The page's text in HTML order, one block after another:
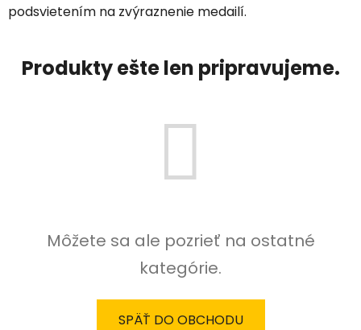
podsvietením na zvýraznenie medailí.
Produkty ešte len pripravujeme.
Môžete sa ale pozrieť na ostatné
kategórie.
SPÄŤ DO OBCHODU